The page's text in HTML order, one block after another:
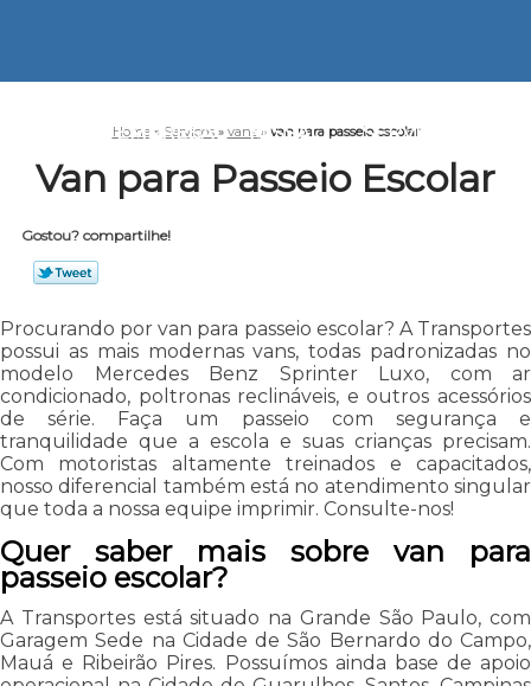
EMPRESA MISSÃO SERVIÇOS
Home » Serviços » vans » van para passeio escolar
Van para Passeio Escolar
Gostou? compartilhe!
Procurando por van para passeio escolar? A Transportes
possui as mais modernas vans, todas padronizadas no
modelo Mercedes Benz Sprinter Luxo, com ar
condicionado, poltronas reclináveis, e outros acessórios
de série. Faça um passeio com segurança e
tranquilidade que a escola e suas crianças precisam.
Com motoristas altamente treinados e capacitados,
nosso diferencial também está no atendimento singular
que toda a nossa equipe imprimir. Consulte-nos!
Quer saber mais sobre van para
passeio escolar?
A Transportes está situado na Grande São Paulo, com
Garagem Sede na Cidade de São Bernardo do Campo,
Mauá e Ribeirão Pires. Possuímos ainda base de apoio